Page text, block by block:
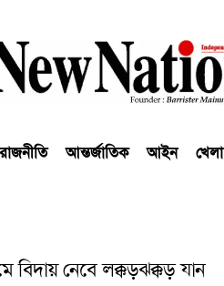
রাজনীতি আন্তর্জাতিক আইন খেলা
বিদায় নেবে লক্কড়ঝক্কড় যান